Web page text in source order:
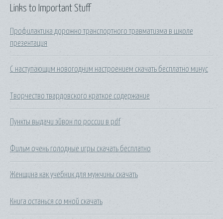
Links to Important Stuff
Профилактика дорожно транспортного травматизма в школе
презентация
С наступающим новогодним настроением скачать бесплатно минус
Творчество твардовского краткое содержание
Пункты выдачи эйвон по россии в pdf
Фильм очень голодные игры скачать бесплатно
Женщина как учебник для мужчины скачать
Книга останься со мной скачать